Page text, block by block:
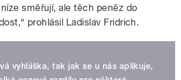
směřují, ale těch peněz do
prohlásil Ladislav Fridrich.
vyhláška, tak jak se u nás aplikuje,